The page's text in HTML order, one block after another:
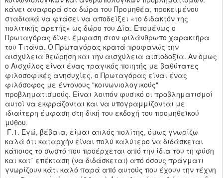
κάνει αναφορά στα δώρα του Προμηθέα, προκειμένου
σταδιακά να φτάσει να αποδείξει «το διδακτόν της
πολιτικής αρετής» ως δώρο του Δία. Επομένως ο
Πρωταγόρας δίνει έμφαση στον φιλάνθρωπο χαρακτήρα
του Τιτάνα. Ο Πρωταγόρας κρατά προφανώς την
αισχύλεια θεώρηση και την αισχύλεια αισιοδοξία. Αν όμως
ο Αισχύλος είναι ένας τραγικός ποιητής με βαθύτατες
φιλοσοφικές ανησυχίες, ο Πρωταγόρας είναι ένας
φιλόσοφος με έντονους "κοινωνιολογικούς"
προβληματισμούς. Είναι λοιπόν φυσικό οι προβληματισμοί
αυτοί να εκφράζονται και να υπογραμμίζονται με
ιδιαίτερη έμφαση στη δική του εκδοχή του προμηθεϊκού
μύθου.
Γ.1. Εγώ, βέβαια, είμαι απλός πολίτης, όμως γνωρίζω
καλά ότι καταρχήν είναι πολύ καλύτερο να διδάσκεται
κάποιος το σωστό που προέρχεται από την ίδια του τη φύση
και κατ΄ επέκταση (να διδάσκεται) από όσους πράγματι
γνωρίζουν κάτι καλό παρά από αυτούς που έχουν την τέχνη